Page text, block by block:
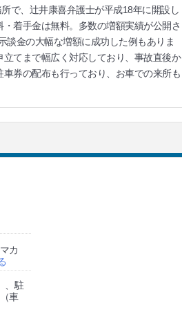
で、辻井康喜弁護士が平成18年に開設し
着手金は無料。多数の増額実績が公開さ
金の大幅な増額に成功した例もありま
てまで幅広く対応しており、事故直後か
券の配布も行っており、お車での来所も
カ
、駐
車